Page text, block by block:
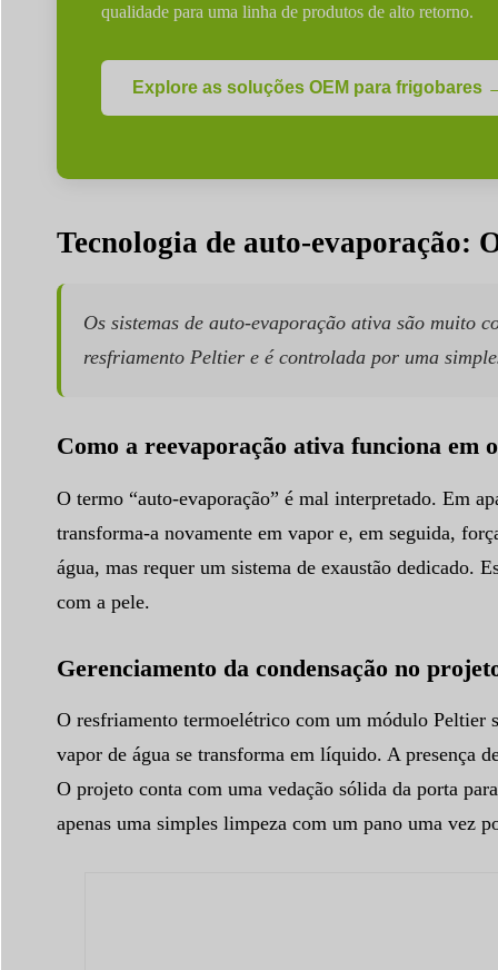
qualidade para uma linha de produtos de alto retorno.
Explore as soluções OEM para frigobares
Tecnologia de auto-evaporação:
Os sistemas de auto-evaporação ativa são muito
resfriamento Peltier e é controlada por uma
Como a reevaporação ativa funciona em
O termo “auto-evaporação” é mal interpretado. Em
transforma-a novamente em vapor e, em seguida,
água, mas requer um sistema de exaustão dedicado.
com a pele.
Gerenciamento da condensação no
O resfriamento termoelétrico com um módulo Peltier
vapor de água se transforma em líquido. A presença
O projeto conta com uma vedação sólida da porta
apenas uma simples limpeza com um pano uma vez